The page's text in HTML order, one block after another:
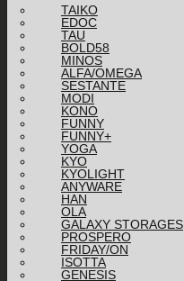
TAIKO
EDOC
TAU
BOLD58
MINOS
ALFA/OMEGA
SESTANTE
MODI
KONO
FUNNY
FUNNY+
YOGA
KYO
KYOLIGHT
ANYWARE
HAN
OLA
GALAXY STORAGES
PROSPERO
FRIDAY/ON
ISOTTA
GENESIS